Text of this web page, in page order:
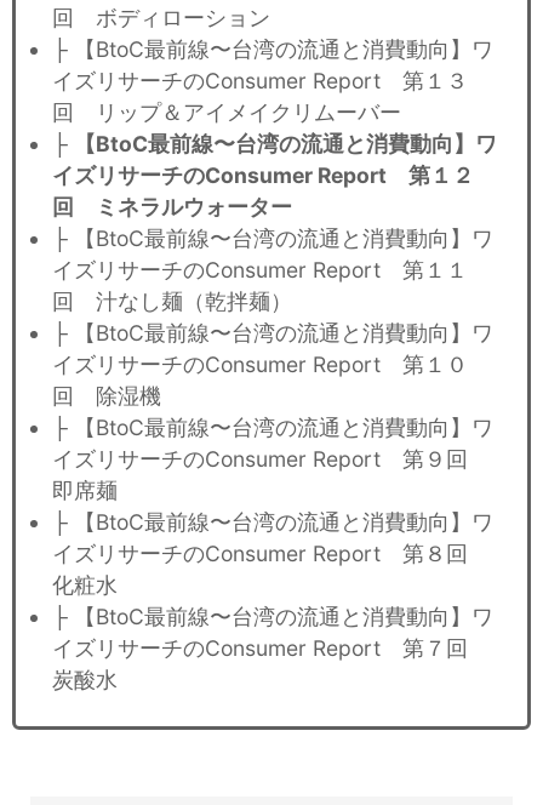
回 ボディローション
├ 【BtoC最前線〜台湾の流通と消費動向】ワ
イズリサーチのConsumer Report 第１３
回 リップ＆アイメイクリムーバー
├
【BtoC最前線〜台湾の流通と消費動向】ワ
イズリサーチのConsumer Report 第１２
回 ミネラルウォーター
├ 【BtoC最前線〜台湾の流通と消費動向】ワ
イズリサーチのConsumer Report 第１１
回 汁なし麺（乾拌麺）
├ 【BtoC最前線〜台湾の流通と消費動向】ワ
イズリサーチのConsumer Report 第１０
回 除湿機
├ 【BtoC最前線〜台湾の流通と消費動向】ワ
イズリサーチのConsumer Report 第９回
即席麺
├ 【BtoC最前線〜台湾の流通と消費動向】ワ
イズリサーチのConsumer Report 第８回
化粧水
├ 【BtoC最前線〜台湾の流通と消費動向】ワ
イズリサーチのConsumer Report 第７回
炭酸水